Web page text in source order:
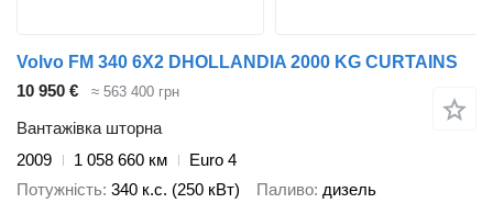
Volvo FM 340 6X2 DHOLLANDIA 2000 KG CURTAINS
10 950 €
≈ 563 400 грн
Вантажівка шторна
2009
1 058 660 км
Euro 4
Потужність 340 к.с. (250 кВт) Паливо дизель